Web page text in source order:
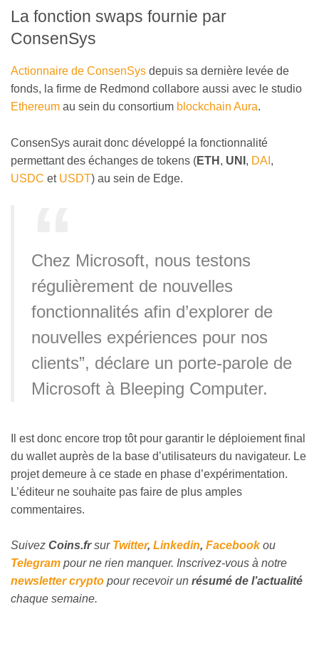
La fonction swaps fournie par
ConsenSys
Actionnaire de ConsenSys depuis sa dernière levée de
fonds, la firme de Redmond collabore aussi avec le studio
Ethereum au sein du consortium blockchain Aura.
ConsenSys aurait donc développé la fonctionnalité
permettant des échanges de tokens (ETH , UNI , DAI ,
USDC et USDT) au sein de Edge.
Chez Microsoft, nous testons
régulièrement de nouvelles
fonctionnalités afin d’explorer de
nouvelles expériences pour nos
clients”, déclare un porte-parole de
Microsoft à Bleeping Computer.
Il est donc encore trop tôt pour garantir le déploiement final
du wallet auprès de la base d’utilisateurs du navigateur. Le
projet demeure à ce stade en phase d’expérimentation.
L’éditeur ne souhaite pas faire de plus amples
commentaires.
Suivez Coins.frsur Twitter, Linkedin, Facebookou
Telegram pour ne rien manquer. Inscrivez-vous à notre
newsletter crypto pour recevoir un résumé de l’actualité
chaque semaine.